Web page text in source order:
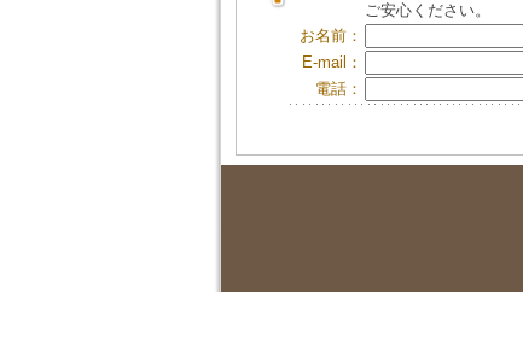
ご安心ください。
お名前：
E-mail：
電話：